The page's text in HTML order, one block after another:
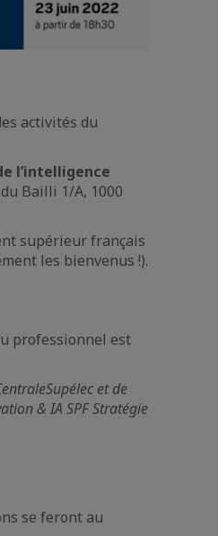
activités du
l’intelligence
Bailli 1/A, 1000
supérieur français
les bienvenus !).
professionnel est
et de
& IA SPF Stratégie
se feront au